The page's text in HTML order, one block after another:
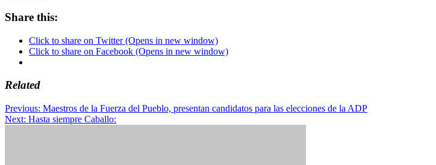
Share this:
Click to share on Twitter (Opens in new window)
Click to share on Facebook (Opens in new window)
Related
Post
navigation
Previous: Maestros de la Fuerza del Pueblo, presentan candidatos para las elecciones de la ADP
Next: Hasta siempre Caballo: